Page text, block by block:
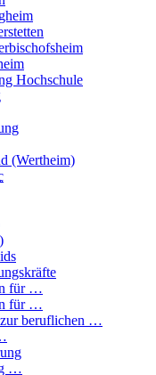
Hochschule
(Wertheim)
für …
für …
beruflichen …
…